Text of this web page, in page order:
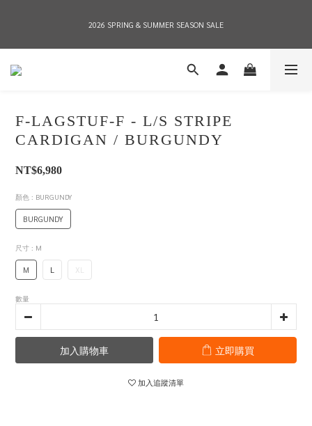
2026 SPRING & SUMMER SEASON SALE
2026 SPRING & SUMMER SEASON SALE
全店消費滿NT$8,000 享有7-11店到店免運費，NT$10,000店到店與宅配到府免運費
2026 SPRING & SUMMER SEASON SALE
F-LAGSTUF-F - L/S STRIPE
CARDIGAN / BURGUNDY
NT$6,980
顏色 : BURGUNDY
BURGUNDY
尺寸 : M
M L XL
數量
加入購物車 立即購買
加入追蹤清單